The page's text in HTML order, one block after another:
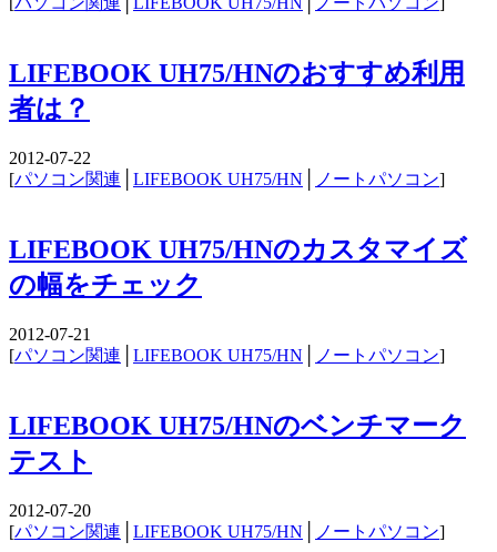
LIFEBOOK UH75/HNのおすすめ利用
者は？
2012-07-22
[パソコン関連 LIFEBOOK UH75/HN ノートパソコン]
LIFEBOOK UH75/HNのカスタマイズ
の幅をチェック
2012-07-21
[パソコン関連 LIFEBOOK UH75/HN ノートパソコン]
LIFEBOOK UH75/HNのベンチマーク
テスト
2012-07-20
[パソコン関連 LIFEBOOK UH75/HN ノートパソコン]